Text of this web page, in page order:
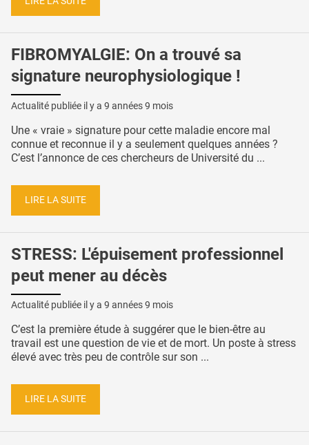
FIBROMYALGIE: On a trouvé sa
signature neurophysiologique !
Actualité publiée il y a 9 années 9 mois
Une « vraie » signature pour cette maladie encore mal
connue et reconnue il y a seulement quelques années ?
C’est l’annonce de ces chercheurs de Université du ...
LIRE LA SUITE
STRESS: L'épuisement professionnel
peut mener au décès
Actualité publiée il y a 9 années 9 mois
C’est la première étude à suggérer que le bien-être au
travail est une question de vie et de mort. Un poste à stress
élevé avec très peu de contrôle sur son ...
LIRE LA SUITE